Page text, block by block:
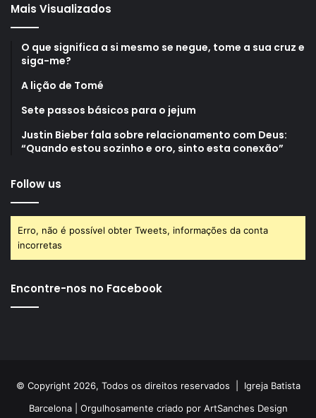
Mais Visualizados
O que significa a si mesmo se negue, tome a sua cruz e
siga-me?
A lição de Tomé
Sete passos básicos para o jejum
Justin Bieber fala sobre relacionamento com Deus:
“Quando estou sozinho e oro, sinto esta conexão”
Follow us
Erro, não é possível obter Tweets, informações da conta
incorretas
Encontre-nos no Facebook
© Copyright 2026, Todos os direitos reservados | Igreja Batista
Barcelona| Orgulhosamente criado por ArtSanches Design